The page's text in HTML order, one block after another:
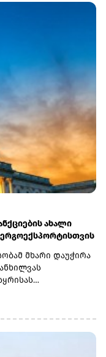
ახალი
მხარი დაუჭირა
„ლინდსი ო.
და ირანის
86 ხმა 11-ის